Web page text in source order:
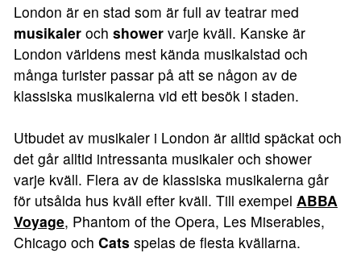
London är en stad som är full av teatrar med
musikaler och shower varje kväll. Kanske är
London världens mest kända musikalstad och
många turister passar på att se någon av de
klassiska musikalerna vid ett besök i staden.
Utbudet av musikaler i London är alltid späckat och
det går alltid intressanta musikaler och shower
varje kväll. Flera av de klassiska musikalerna går
för utsålda hus kväll efter kväll. Till exempel ABBA
Voyage, Phantom of the Opera, Les Miserables,
Chicago och Cats spelas de flesta kvällarna.